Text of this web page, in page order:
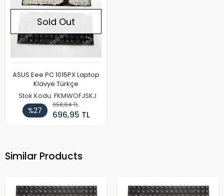
Sold Out
ASUS Eee PC 1015PX Laptop
Klavye Türkçe
Stok Kodu: FKMWOFJSKJ
%27
958,64 TL
696,95 TL
Similar Products